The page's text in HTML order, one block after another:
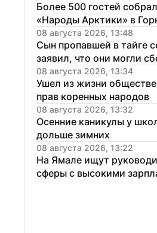
Более 500 гостей
«Народы Арктики» в
08 августа 2026, 13:48
Сын пропавшей в тайге
заявил, что они могли
08 августа 2026, 13:34
Ушел из жизни
прав коренных народов
08 августа 2026, 13:32
Осенние каникулы у
дольше зимних
08 августа 2026, 13:22
На Ямале ищут
сферы с высокими